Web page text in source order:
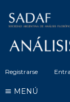
Registrarse
MENÚ